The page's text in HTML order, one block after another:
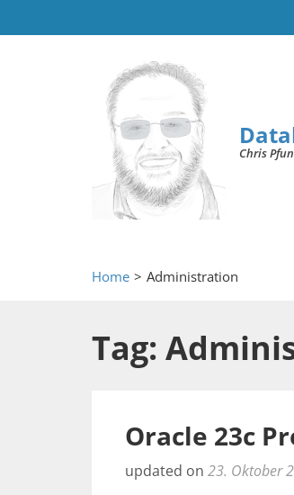
Chris
Home > Administration
Tag:
Oracle 23c
updated on 23. Oktober